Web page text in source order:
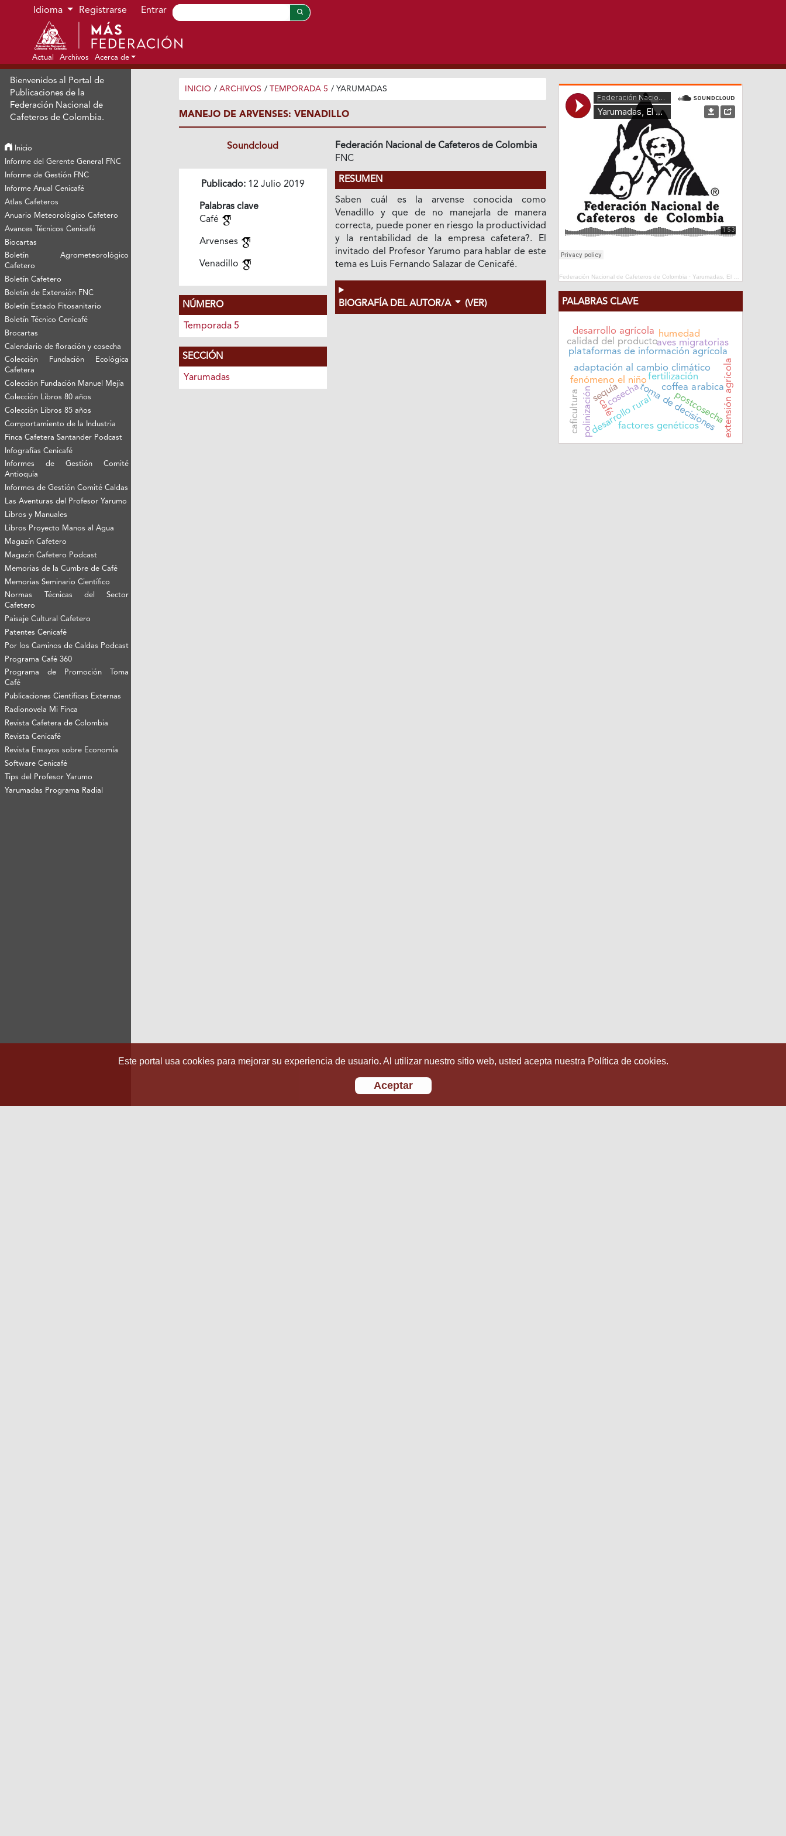
Ir al menú de navegación principal
Ir al contenido principal
Ir al pie de página del sitio
Idioma Registrarse Entrar
Actual Archivos Acerca de
Bienvenidos al Portal de
Publicaciones de la
Federación Nacional de
Cafeteros de Colombia.
Inicio
Informe del Gerente General FNC
Informe de Gestión FNC
Informe Anual Cenicafé
Atlas Cafeteros
Anuario Meteorológico Cafetero
Avances Técnicos Cenicafé
Biocartas
Boletín Agrometeorológico
Cafetero
Boletín Cafetero
Boletín de Extensión FNC
Boletín Estado Fitosanitario
Boletín Técnico Cenicafé
Brocartas
Calendario de floración y cosecha
Colección Fundación Ecológica
Cafetera
Colección Fundación Manuel Mejía
Colección Libros 80 años
Colección Libros 85 años
Comportamiento de la Industria
Finca Cafetera Santander Podcast
Infografías Cenicafé
Informes de Gestión Comité
Antioquía
Informes de Gestión Comité Caldas
Las Aventuras del Profesor Yarumo
Libros y Manuales
Libros Proyecto Manos al Agua
Magazín Cafetero
Magazín Cafetero Podcast
Memorias de la Cumbre de Café
Memorias Seminario Científico
Normas Técnicas del Sector
Cafetero
Paisaje Cultural Cafetero
Patentes Cenicafé
Por los Caminos de Caldas Podcast
Programa Café 360
Programa de Promoción Toma
Café
Publicaciones Científicas Externas
Radionovela Mi Finca
Revista Cafetera de Colombia
Revista Cenicafé
Revista Ensayos sobre Economía
Software Cenicafé
Tips del Profesor Yarumo
Yarumadas Programa Radial
INICIO / ARCHIVOS / TEMPORADA 5 / YARUMADAS
MANEJO DE ARVENSES: VENADILLO
Soundcloud
Publicado:12 Julio 2019
Palabras clave
Café
Arvenses
Venadillo
NÚMERO
Temporada 5
SECCIÓN
Yarumadas
Federación Nacional de Cafeteros de Colombia
FNC
RESUMEN
Saben cuál es la arvense conocida como
Venadillo y que de no manejarla de manera
correcta, puede poner en riesgo la productividad
y la rentabilidad de la empresa cafetera?. El
invitado del Profesor Yarumo para hablar de este
tema es Luis Fernando Salazar de Cenicafé.
BIOGRAFÍA DEL AUTOR/A (VER)
Federación Nacional de Cafeteros de Colombia ·Yarumadas, El Repase
PALABRAS CLAVE
fenómeno el niño
adaptación al cambio climático
coffea arabica
plataformas de información agrícola
toma de decisionesextensión agrícola
desarrollo rural
aves migratorias
polinizaciónsequía
humedad
calidad del producto
postcosecha
cosecha
caficultura factores genéticos
fertilización
café
desarrollo agrícola
Este portal usa cookies para mejorar su experiencia de usuario. Al utilizar nuestro sitio web, usted acepta nuestra Política de cookies.
Aceptar